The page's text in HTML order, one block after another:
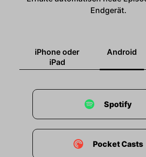
Endgerät.
iPhone oder
iPad
Android
Spotify
Pocket Casts